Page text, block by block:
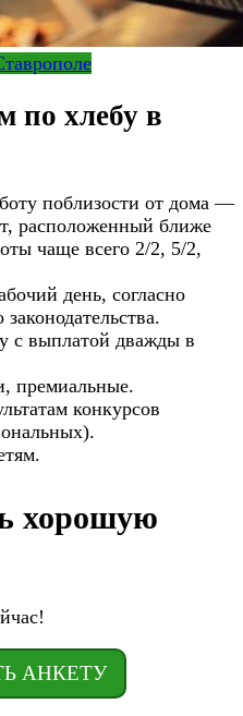
по хлебу в
поблизости от дома —
расположенный ближе
чаще всего 2/2, 5/2,
день, согласно
с выплатой дважды в
премиальные.
конкурсов
хорошую
АНКЕТУ